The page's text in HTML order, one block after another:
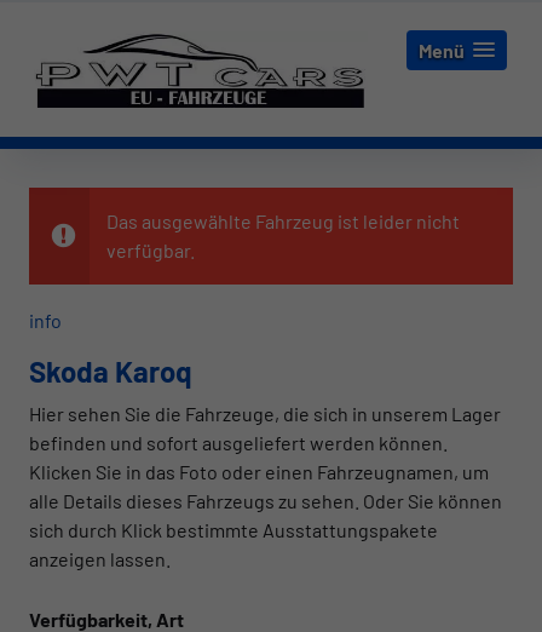
Menü
Das ausgewählte Fahrzeug ist leider nicht
verfügbar.
info
Skoda Karoq
Hier sehen Sie die Fahrzeuge, die sich in unserem Lager
befinden und sofort ausgeliefert werden können.
Klicken Sie in das Foto oder einen Fahrzeugnamen, um
alle Details dieses Fahrzeugs zu sehen. Oder Sie können
sich durch Klick bestimmte Ausstattungspakete
anzeigen lassen.
Verfügbarkeit, Art